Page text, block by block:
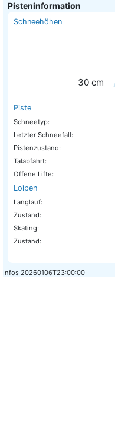
Pisteninformation
Schneehöhen
30 cm
Piste
Schneetyp:
Letzter Schneefall:
Pistenzustand:
Talabfahrt:
Offene Lifte:
Loipen
Langlauf:
Zustand:
Skating:
Zustand:
Infos 20260106T23:00:00